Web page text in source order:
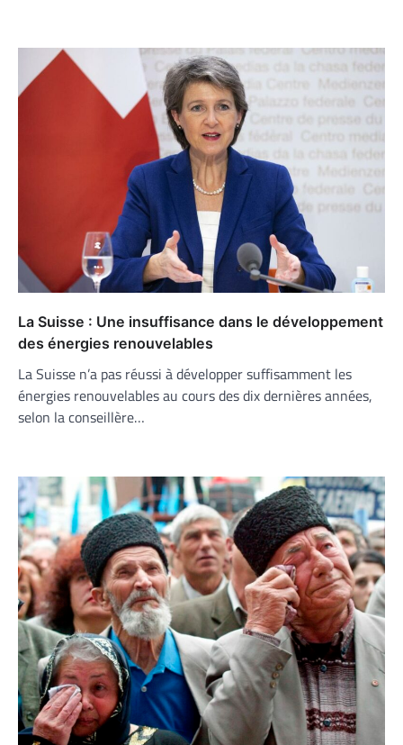
La Suisse : Une insuffisance dans le développement
des énergies renouvelables
La Suisse n’a pas réussi à développer suffisamment les
énergies renouvelables au cours des dix dernières années,
selon la conseillère…